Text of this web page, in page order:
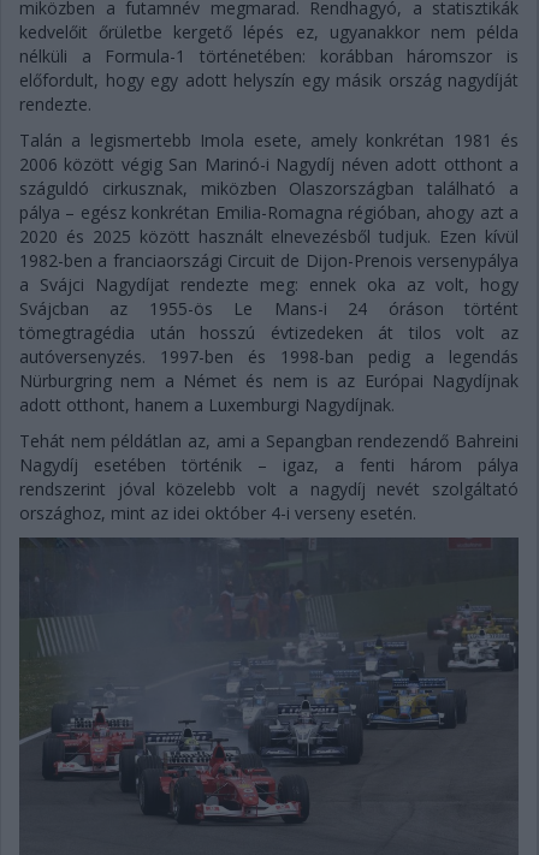
miközben a futamnév megmarad. Rendhagyó, a statisztikák
kedvelőit őrületbe kergető lépés ez, ugyanakkor nem példa
nélküli a Formula-1 történetében: korábban háromszor is
előfordult, hogy egy adott helyszín egy másik ország nagydíját
rendezte.
Talán a legismertebb Imola esete, amely konkrétan 1981 és
2006 között végig San Marinó-i Nagydíj néven adott otthont a
száguldó cirkusznak, miközben Olaszországban található a
pálya – egész konkrétan Emilia-Romagna régióban, ahogy azt a
2020 és 2025 között használt elnevezésből tudjuk. Ezen kívül
1982-ben a franciaországi Circuit de Dijon-Prenois versenypálya
a Svájci Nagydíjat rendezte meg: ennek oka az volt, hogy
Svájcban az 1955-ös Le Mans-i 24 óráson történt
tömegtragédia után hosszú évtizedeken át tilos volt az
autóversenyzés. 1997-ben és 1998-ban pedig a legendás
Nürburgring nem a Német és nem is az Európai Nagydíjnak
adott otthont, hanem a Luxemburgi Nagydíjnak.
Tehát nem példátlan az, ami a Sepangban rendezendő Bahreini
Nagydíj esetében történik – igaz, a fenti három pálya
rendszerint jóval közelebb volt a nagydíj nevét szolgáltató
országhoz, mint az idei október 4-i verseny esetén.